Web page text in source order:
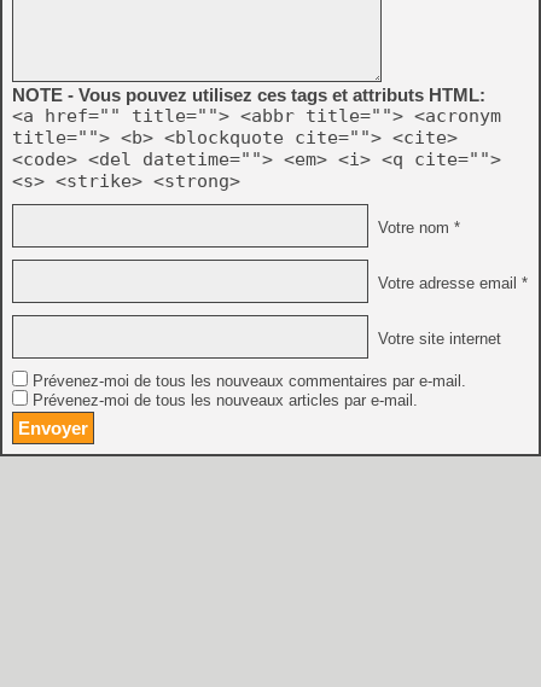
NOTE - Vous pouvez utilisez ces tags et attributs HTML:
<a href="" title=""> <abbr title=""> <acronym
title=""> <b> <blockquote cite=""> <cite>
<code> <del datetime=""> <em> <i> <q cite="">
<s> <strike> <strong>
Votre nom *
Votre adresse email *
Votre site internet
Prévenez-moi de tous les nouveaux commentaires par e-mail.
Prévenez-moi de tous les nouveaux articles par e-mail.